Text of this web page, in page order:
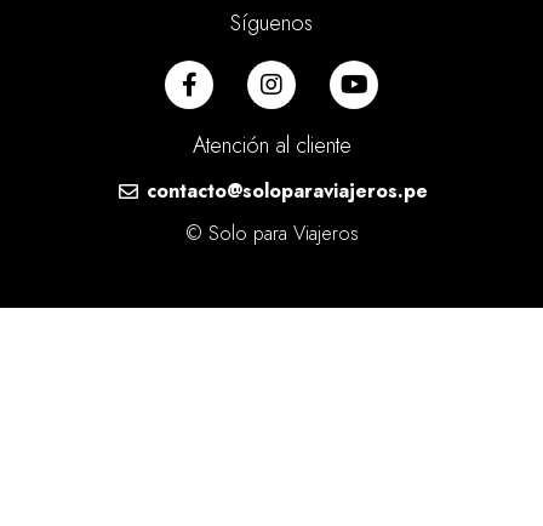
Síguenos
Atención al cliente
contacto@soloparaviajeros.pe
© Solo para Viajeros